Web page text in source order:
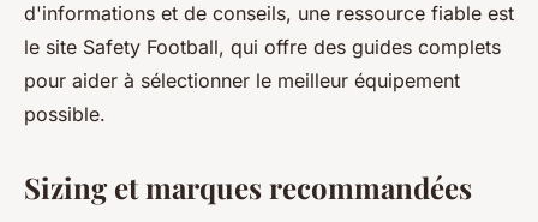
d'informations et de conseils, une ressource fiable est
le site Safety Football, qui offre des guides complets
pour aider à sélectionner le meilleur équipement
possible.
Sizing et marques recommandées